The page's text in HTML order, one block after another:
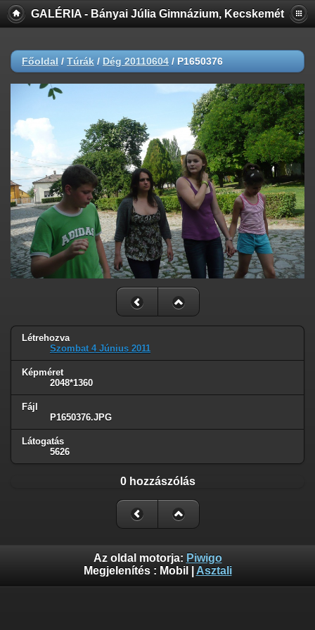
GALÉRIA - Bányai Júlia Gimnázium, Kecskemét
Főoldal / Túrák / Dég 20110604 / P1650376
Létrehozva
Szombat 4 Június 2011
Képméret
2048*1360
Fájl
P1650376.JPG
Látogatás
5626
0 hozzászólás
Az oldal motorja: Piwigo
Megjelenítés : Mobil Asztali